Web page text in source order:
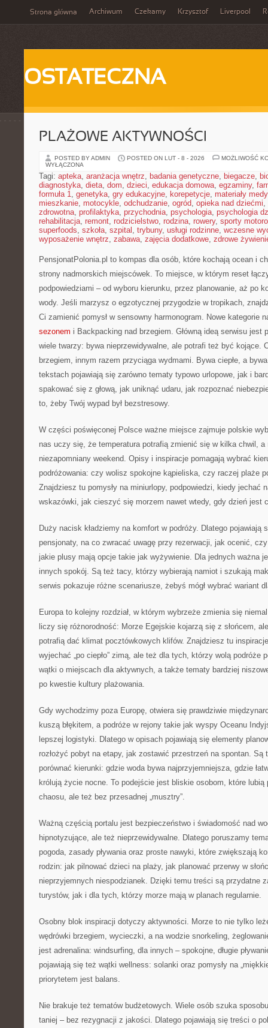
Strona główna Archiwum Czekamy Krzysztof Liverpool
OSTATECZNA
PLAŻOWE AKTYWNOŚCI
POSTED BY ADMIN POSTED ON LUT - 8 - 2026
MOŻLIWOŚĆ
WYŁĄCZONA
Tagi: apteka, aranżacja wnętrz, badania genetyczne, biegacze,
diagnostyka, dieta, dom, dzieci, edukacja domowa, egzaminy,
formuła 1, genetyka, gry edukacyjne, korepetycje, materiały
mieszkanie, motocykle, odchudzanie, ogród, opieka nad dziećmi,
zdrowotna, profilaktyka, przychodnia, psychologia, psychologia
rehabilitacja, remont, rodzicielstwo, rodzina, rowery, sporty
superfoods, szkoła, szpital , trybuny, usługi rodzinne, wczesne
wyposażenie wnętrz, zabawa, zajęcia dodatkowe, zdrowe
PensjonatPolonia.pl to kompas dla osób, które kochają ocean i
strony nadmorskich miejscówek. To miejsce, w którym reset
podpowiedziami – od wyboru kierunku, przez planowanie, aż po
wody. Jeśli marzysz o egzotycznej przygodzie w tropikach,
Ci zamienić pomysł w sensowny harmonogram. Nowe kategorie
sezonem i Backpacking nad brzegiem. Główną ideą serwisu jest
wiele twarzy: bywa nieprzewidywalne, ale potrafi też być kojące.
brzegiem, innym razem przyciąga wydmami. Bywa ciepłe, a
tekstach pojawiają się zarówno tematy typowo urlopowe, jak i
spakować się z głową, jak uniknąć udaru, jak rozpoznać
to, żeby Twój wypad był bezstresowy.
W części poświęconej Polsce ważne miejsce zajmuje polskie
nas uczy się, że temperatura potrafią zmienić się w kilka chwil,
niezapomniany weekend. Opisy i inspiracje pomagają wybrać
podróżowania: czy wolisz spokojne kąpieliska, czy raczej plaże
Znajdziesz tu pomysły na miniurlopy, podpowiedzi, kiedy jechać
wskazówki, jak cieszyć się morzem nawet wtedy, gdy dzień jest
Duży nacisk kładziemy na komfort w podróży. Dlatego pojawiają
pensjonaty, na co zwracać uwagę przy rezerwacji, jak ocenić,
jakie plusy mają opcje takie jak wyżywienie. Dla jednych ważna
innych spokój. Są też tacy, którzy wybierają namiot i szukają
serwis pokazuje różne scenariusze, żebyś mógł wybrać wariant
Europa to kolejny rozdział, w którym wybrzeże zmienia się
liczy się różnorodność: Morze Egejskie kojarzą się z słońcem,
potrafią dać klimat pocztówkowych klifów. Znajdziesz tu
wyjechać „po ciepło” zimą, ale też dla tych, którzy wolą podróże
wątki o miejscach dla aktywnych, a także tematy bardziej
po kwestie kultury plażowania.
Gdy wychodzimy poza Europę, otwiera się prawdziwie
kuszą błękitem, a podróże w rejony takie jak wyspy Oceanu
lepszej logistyki. Dlatego w opisach pojawiają się elementy
rozłożyć pobyt na etapy, jak zostawić przestrzeń na spontan. Są
porównać kierunki: gdzie woda bywa najprzyjemniejsza, gdzie
królują życie nocne. To podejście jest bliskie osobom, które lubią
chaosu, ale też bez przesadnej „musztry”.
Ważną częścią portalu jest bezpieczeństwo i świadomość nad
hipnotyzujące, ale też nieprzewidywalne. Dlatego poruszamy
pogoda, zasady pływania oraz proste nawyki, które zwiększają
rodzin: jak pilnować dzieci na plaży, jak planować przerwy w
nieprzyjemnych niespodzianek. Dzięki temu treści są przydatne
turystów, jak i dla tych, którzy morze mają w planach regularnie.
Osobny blok inspiracji dotyczy aktywności. Morze to nie tylko
wędrówki brzegiem, wycieczki, a na wodzie snorkeling,
jest adrenalina: windsurfing, dla innych – spokojne, długie
pojawiają się też wątki wellness: solanki oraz pomysły na
priorytetem jest balans.
Nie brakuje też tematów budżetowych. Wiele osób szuka
taniej – bez rezygnacji z jakości. Dlatego pojawiają się treści o